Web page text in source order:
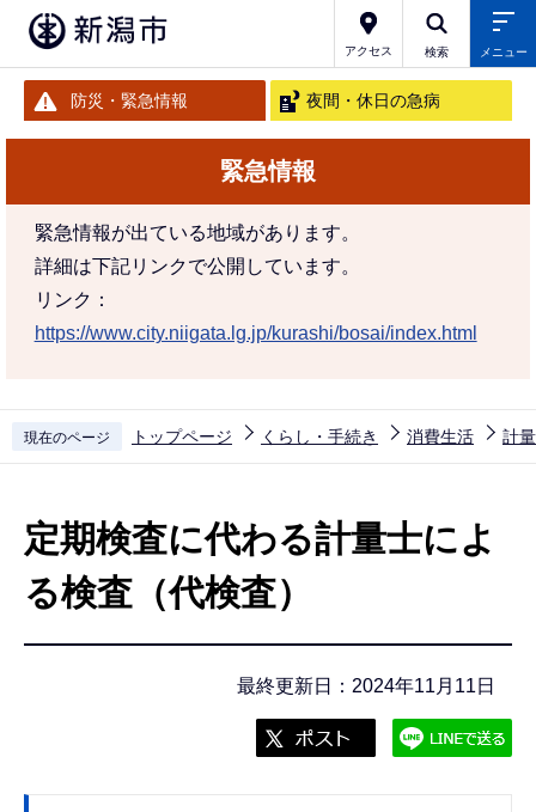
アクセス 検索 メニュー
防災・緊急情報 夜間・休日の急病
緊急情報
緊急情報が出ている地域があります。
詳細は下記リンクで公開しています。
リンク：
https://www.city.niigata.lg.jp/kurashi/bosai/index.html
現在のページ トップページ くらし・手続き 消費生活 計
定期検査に代わる計量士によ
る検査（代検査）
最終更新日：2024年11月11日